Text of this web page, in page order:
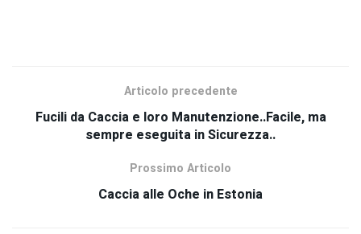
Articolo precedente
Fucili da Caccia e loro Manutenzione..Facile, ma
sempre eseguita in Sicurezza..
Prossimo Articolo
Caccia alle Oche in Estonia